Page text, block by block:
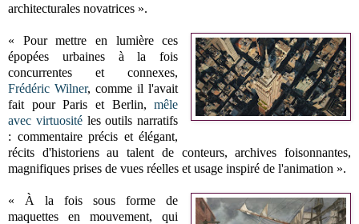
architecturales novatrices ».
« Pour mettre en lumière ces
épopées urbaines à la fois
concurrentes et connexes,
Frédéric Wilner, comme il l'avait
fait pour Paris et Berlin,mêle
avec virtuositéles outils narratifs
: commentaire précis et élégant,
récits d'historiens au talent de conteurs, archives foisonnantes,
magnifiques prises de vues réelles et usage inspiré de l'animation ».
« À la fois sous forme de
maquettes en mouvement, qui